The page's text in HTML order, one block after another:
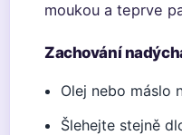
moukou a teprve
Zachování
Olej nebo máslo
Šlehejte stejně